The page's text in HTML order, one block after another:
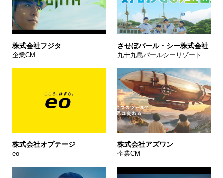
株式会社フジタ
企業CM
させぼパール・シー株式会社
九十九島パールシーリゾート
株式会社オプテージ
eo
株式会社アズワン
企業CM